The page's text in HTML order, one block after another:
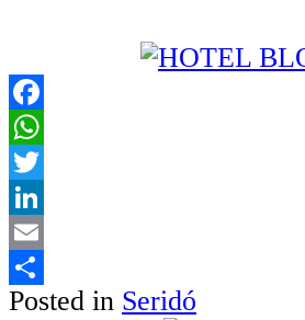
Facebook
WhatsApp
Twitter
LinkedIn
Email
Share
Posted in Seridó